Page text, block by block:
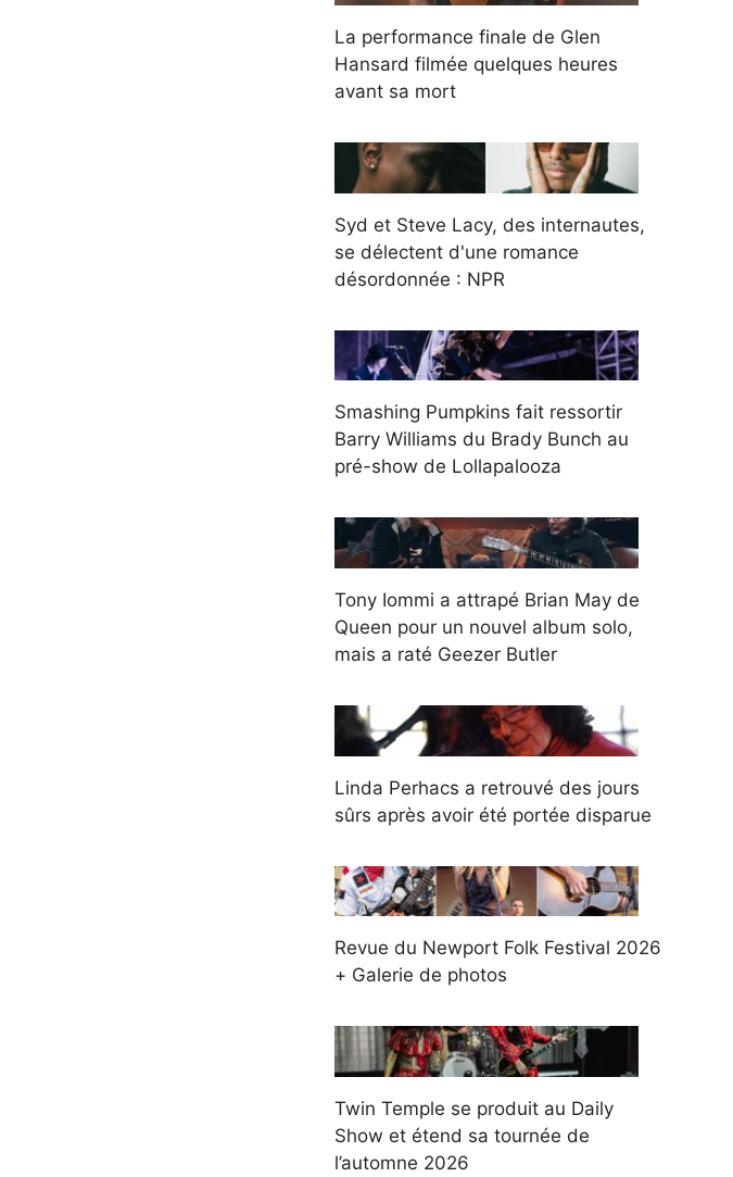
La performance finale de Glen
Hansard filmée quelques heures
avant sa mort
Syd et Steve Lacy, des internautes,
se délectent d'une romance
désordonnée : NPR
Smashing Pumpkins fait ressortir
Barry Williams du Brady Bunch au
pré-show de Lollapalooza
Tony Iommi a attrapé Brian May de
Queen pour un nouvel album solo,
mais a raté Geezer Butler
Linda Perhacs a retrouvé des jours
sûrs après avoir été portée disparue
Revue du Newport Folk Festival 2026
+ Galerie de photos
Twin Temple se produit au Daily
Show et étend sa tournée de
l’automne 2026